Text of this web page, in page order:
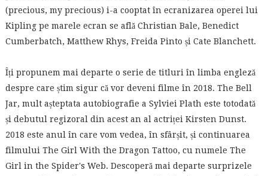
(precious, my precious) i-a cooptat în ecranizarea operei lui
Kipling pe marele ecran se află Christian Bale, Benedict
Cumberbatch, Matthew Rhys, Freida Pinto și Cate Blanchett.
Îți propunem mai departe o serie de titluri în limba engleză
despre care știm sigur că vor deveni filme în 2018. The Bell
Jar, mult așteptata autobiografie a Sylviei Plath este totodată
și debutul regizoral din acest an al actriței Kirsten Dunst.
2018 este anul în care vom vedea, în sfârșit, și continuarea
filmului The Girl With the Dragon Tattoo, cu numele The
Girl in the Spider's Web. Descoperă mai departe surprizele